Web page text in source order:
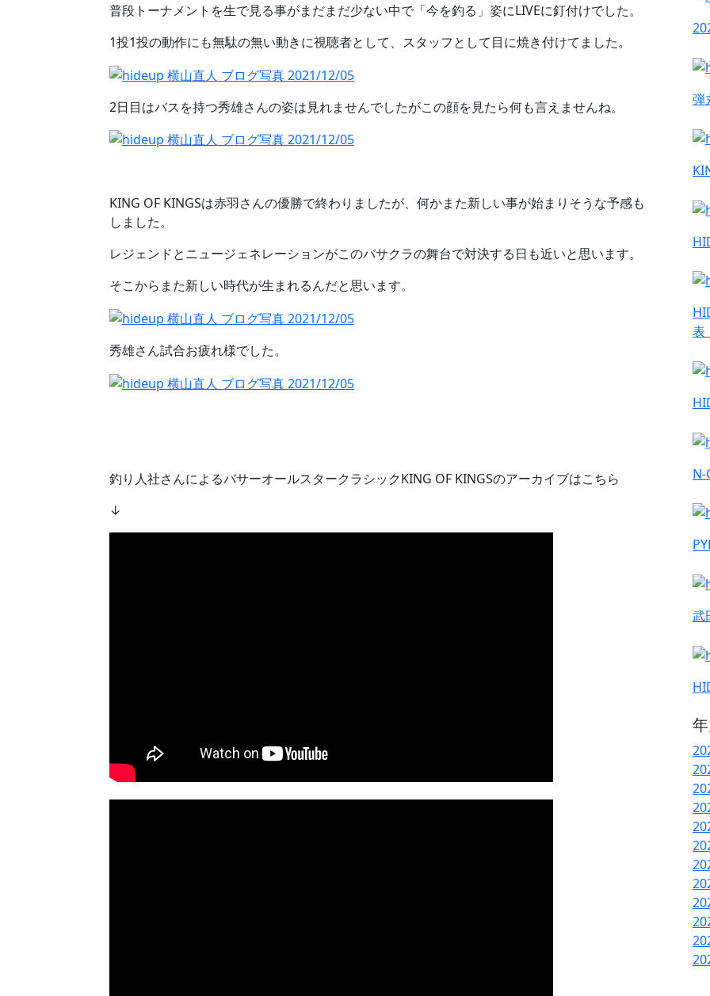
普段トーナメントを生で見る事がまだまだ少ない中で「今を釣る」姿にLIVEに釘付けでした。
1投1投の動作にも無駄の無い動きに視聴者として、スタッフとして目に焼き付けてました。
2日目はバスを持つ秀雄さんの姿は見れませんでしたがこの顔を見たら何も言えませんね。
KING OF KINGSは赤羽さんの優勝で終わりましたが、何かまた新しい事が始まりそうな予感も
しました。
レジェンドとニュージェネレーションがこのバサクラの舞台で対決する日も近いと思います。
そこからまた新しい時代が生まれるんだと思います。
秀雄さん試合お疲れ様でした。
釣り人社さんによるバサーオールスタークラシックKING OF KINGSのアーカイブはこちら
↓
弾
表
N-
武